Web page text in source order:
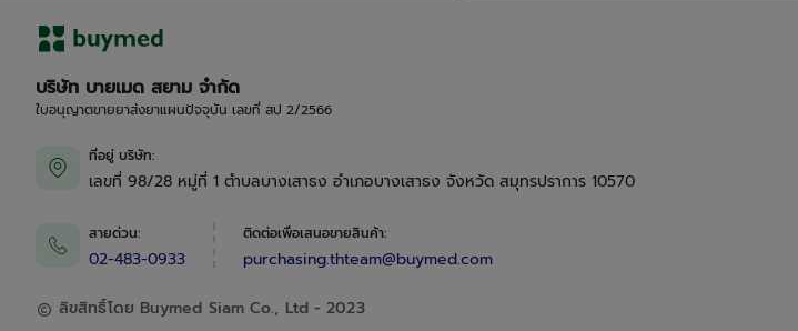
บริษัท บายเมด สยาม จำกัด
ใบอนุญาตขายยาส่งยาแผนปัจจุบัน เลขที่ สป 2/2566
ที่อยู่ บริษัท:
เลขที่ 98/28 หมู่ที่ 1 ตำบลบางเสาธง อำเภอบางเสาธง จังหวัด สมุทรปราการ 10570
สายด่วน:
02-483-0933
ติดต่อเพื่อเสนอขายสินค้า:
purchasing.thteam@buymed.com
ลิขสิทธิ์โดย Buymed Siam Co., Ltd - 2023